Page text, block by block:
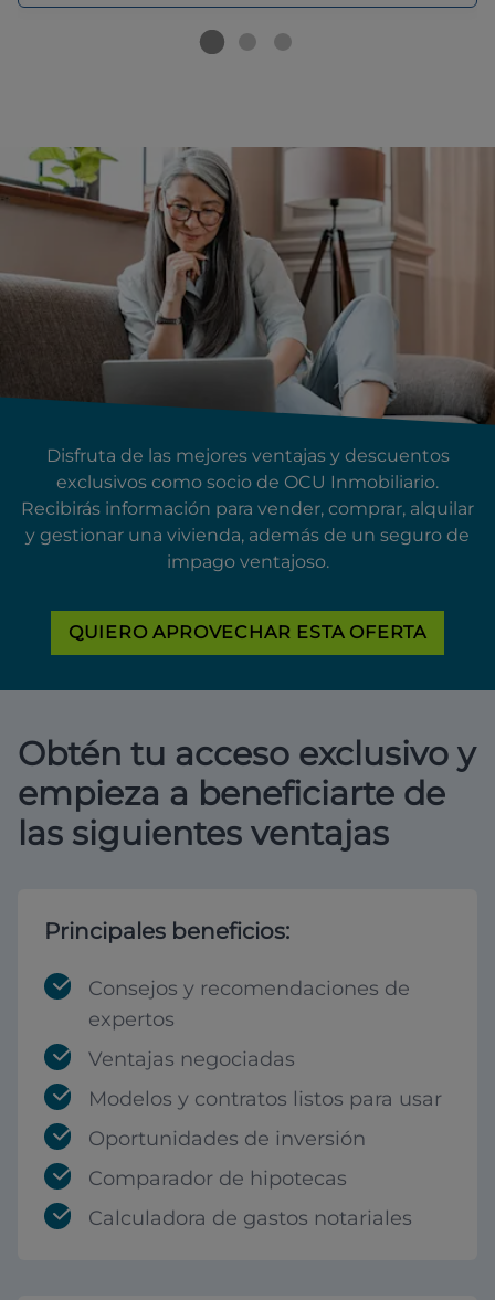
Disfruta de las mejores ventajas y descuentos
exclusivos como socio de OCU Inmobiliario.
Recibirás información para vender, comprar, alquilar
y gestionar una vivienda, además de un seguro de
impago ventajoso.
QUIERO APROVECHAR ESTA OFERTA
Obtén tu acceso exclusivo y
empieza a beneficiarte de
las siguientes ventajas
Principales beneficios:
Consejos y recomendaciones de
expertos
Ventajas negociadas
Modelos y contratos listos para usar
Oportunidades de inversión
Comparador de hipotecas
Calculadora de gastos notariales